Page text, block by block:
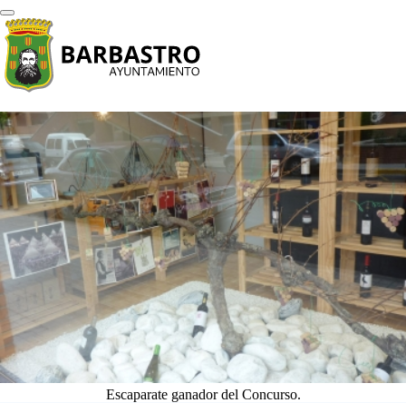
Escaparate ganador del Concurso.